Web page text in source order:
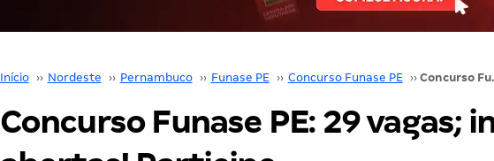
Início ›› Nordeste ›› Pernambuco ›› Funase PE ›› Concurso Funase PE ›› Concurso
Concurso Funase PE: 29 vagas;